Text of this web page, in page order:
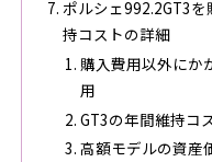
ポルシェ992.2GT3
持コストの詳細
購入費用以外にか
用
GT3の年間維持コ
高額モデルの資産